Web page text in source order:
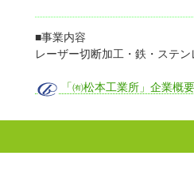
■事業内容
レーザー切断加工・鉄・ステ
「㈲松本工業所」企業概